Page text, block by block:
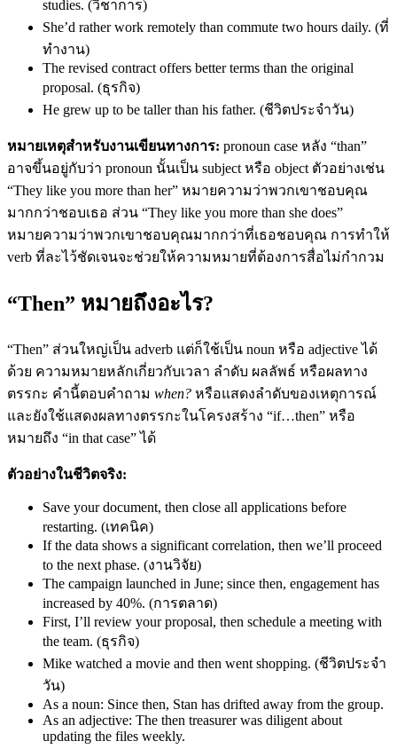
studies. (วิชาการ)
She’d rather work remotely than commute two hours daily. (ที่
ทำงาน)
The revised contract offers better terms than the original
proposal. (ธุรกิจ)
He grew up to be taller than his father. (ชีวิตประจำวัน)
หมายเหตุสำหรับงานเขียนทางการ: pronoun case หลัง “than”
อาจขึ้นอยู่กับว่า pronoun นั้นเป็น subject หรือ object ตัวอย่างเช่น
“They like you more than her” หมายความว่าพวกเขาชอบคุณ
มากกว่าชอบเธอ ส่วน “They like you more than she does”
หมายความว่าพวกเขาชอบคุณมากกว่าที่เธอชอบคุณ การทำให้
verb ที่ละไว้ชัดเจนจะช่วยให้ความหมายที่ต้องการสื่อไม่กำกวม
“Then” หมายถึงอะไร?
“Then” ส่วนใหญ่เป็น adverb แต่ก็ใช้เป็น noun หรือ adjective ได้
ด้วย ความหมายหลักเกี่ยวกับเวลา ลำดับ ผลลัพธ์ หรือผลทาง
ตรรกะ คำนี้ตอบคำถาม when? หรือแสดงลำดับของเหตุการณ์
และยังใช้แสดงผลทางตรรกะในโครงสร้าง “if…then” หรือ
หมายถึง “in that case” ได้
ตัวอย่างในชีวิตจริง:
Save your document, then close all applications before
restarting. (เทคนิค)
If the data shows a significant correlation, then we’ll proceed
to the next phase. (งานวิจัย)
The campaign launched in June; since then, engagement has
increased by 40%. (การตลาด)
First, I’ll review your proposal, then schedule a meeting with
the team. (ธุรกิจ)
Mike watched a movie and then went shopping. (ชีวิตประจำ
วัน)
As a noun: Since then, Stan has drifted away from the group.
As an adjective: The then treasurer was diligent about
updating the files weekly.